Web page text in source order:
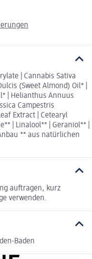
| Cannabis Sativa
(Sweet Almond) Oil* |
| Helianthus Annuus
Campestris
Extract | Cetearyl
| Linalool** | Geraniol** |
** aus natürlichen
auftragen, kurz
verwenden.
Baden